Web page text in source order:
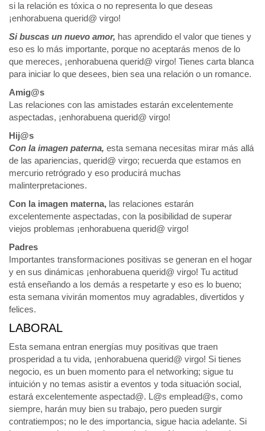
si la relación es tóxica o no representa lo que deseas
¡enhorabuena querid@ virgo!
Si buscas un nuevo amor, has aprendido el valor que tienes y
eso es lo más importante, porque no aceptarás menos de lo
que mereces, ¡enhorabuena querid@ virgo! Tienes carta blanca
para iniciar lo que desees, bien sea una relación o un romance.
Amig@s
Las relaciones con las amistades estarán excelentemente
aspectadas, ¡enhorabuena querid@ virgo!
Hij@s
Con la imagen paterna, esta semana necesitas mirar más allá
de las apariencias, querid@ virgo; recuerda que estamos en
mercurio retrógrado y eso producirá muchas
malinterpretaciones.
Con la imagen materna, las relaciones estarán
excelentemente aspectadas, con la posibilidad de superar
viejos problemas ¡enhorabuena querid@ virgo!
Padres
Importantes transformaciones positivas se generan en el hogar
y en sus dinámicas ¡enhorabuena querid@ virgo! Tu actitud
está enseñando a los demás a respetarte y eso es lo bueno;
esta semana vivirán momentos muy agradables, divertidos y
felices.
LABORAL
Esta semana entran energías muy positivas que traen
prosperidad a tu vida, ¡enhorabuena querid@ virgo! Si tienes
negocio, es un buen momento para el networking; sigue tu
intuición y no temas asistir a eventos y toda situación social,
estará excelentemente aspectad@. L@s emplead@s, como
siempre, harán muy bien su trabajo, pero pueden surgir
contratiempos; no le des importancia, sigue hacia adelante. Si